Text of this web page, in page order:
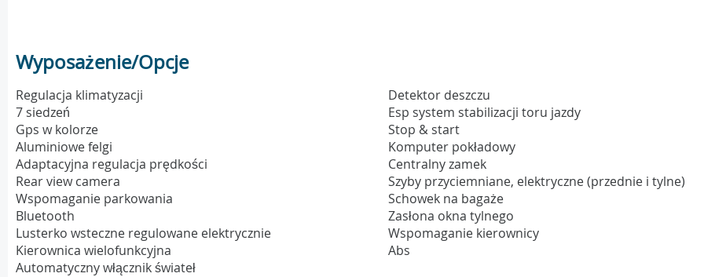
Wyposażenie/Opcje
Regulacja klimatyzacji
7 siedzeń
Gps w kolorze
Aluminiowe felgi
Adaptacyjna regulacja prędkości
Rear view camera
Wspomaganie parkowania
Bluetooth
Lusterko wsteczne regulowane elektrycznie
Kierownica wielofunkcyjna
Automatyczny włącznik świateł
Detektor deszczu
Esp system stabilizacji toru jazdy
Stop & start
Komputer pokładowy
Centralny zamek
Szyby przyciemniane, elektryczne (przednie i tylne)
Schowek na bagaże
Zasłona okna tylnego
Wspomaganie kierownicy
Abs